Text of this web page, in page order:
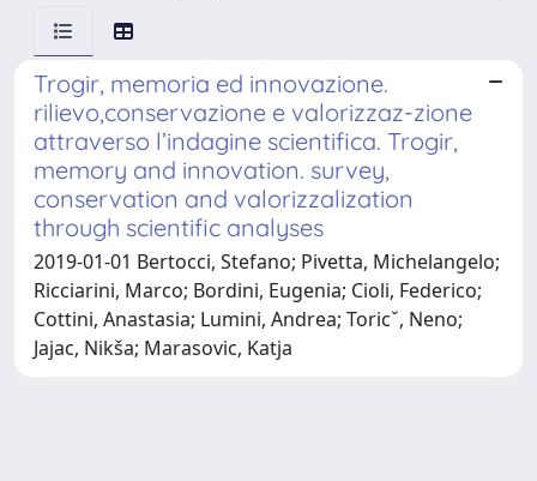
Trogir, memoria ed innovazione.
rilievo,conservazione e valorizzaz-zione
attraverso l’indagine scientifica. Trogir,
memory and innovation. survey,
conservation and valorizzalization
through scientific analyses
2019-01-01 Bertocci, Stefano; Pivetta, Michelangelo;
Ricciarini, Marco; Bordini, Eugenia; Cioli, Federico;
Cottini, Anastasia; Lumini, Andrea; Toricˇ, Neno;
Jajac, Nikša; Marasovic, Katja